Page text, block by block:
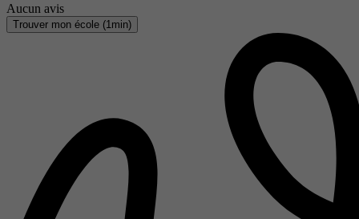
Aucun avis
Trouver mon école (1min)